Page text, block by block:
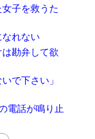
女子を救うた
れない
勘弁して欲
で下さい」
電話が鳴り止